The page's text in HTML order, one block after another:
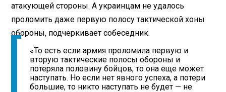
атакующей стороны. А украинцам не удалось
проломить даже первую полосу тактической хоны
обороны, подчеркивает собеседник.
«То есть если армия проломила первую и
вторую тактические полосы обороны и
потеряла половину бойцов, то она еще может
наступать. Но если нет явного успеха, а потери
большие, то никто наступать не будет — не